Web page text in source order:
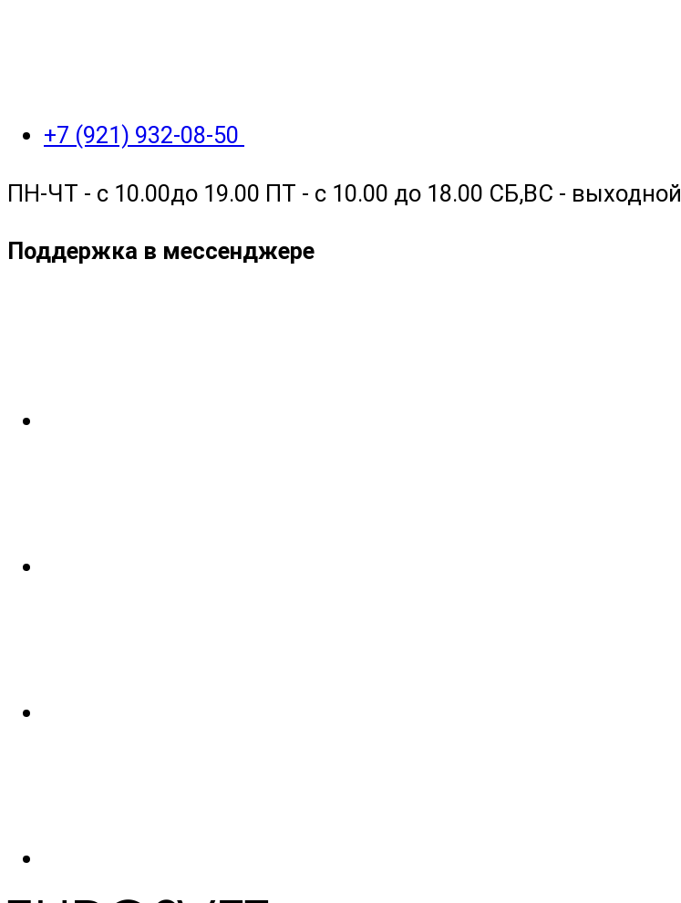
+7 (921) 932-08-50
ПН-ЧТ - с 10.00до 19.00 ПТ - с 10.00 до 18.00 СБ,ВС - выходной
Поддержка в мессенджере